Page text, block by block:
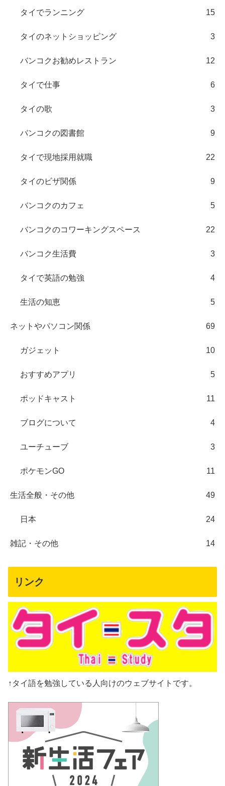
タイでランニング 15
タイのネットショッピング 3
バンコクお勧めレストラン 12
タイで仕事 6
タイの歌 3
バンコクの図書館 9
タイで現地採用就職 22
タイのビザ関係 9
バンコクのカフェ 5
バンコクのコワーキングスペース 22
バンコク生活費 3
タイで英語の勉強 4
生活の知恵 5
ネットやパソコン関係 69
ガジェット 10
おすすめアプリ 5
ポッドキャスト 11
ブログについて 4
ユーチューブ 3
ポケモンGO 11
生活全般・その他 49
日本 24
雑記・その他 14
リンク
↑タイ語を勉強している人向けのウェブサイトです。